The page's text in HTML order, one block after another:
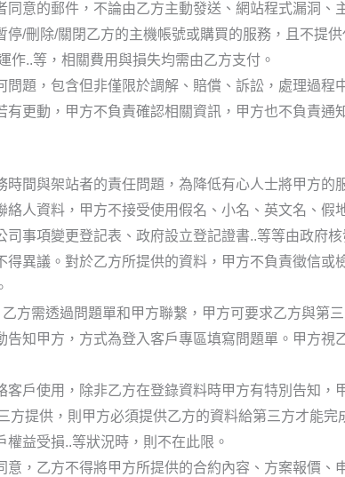
意的郵件，不論由乙方主動發送、網站程式漏洞
/刪除/關閉乙方的主機帳號或購買的服務，且不提
作..等，相關費用與損失均需由乙方支付。
題，包含但非僅限於調解、賠償、訴訟，處理過程
更動，甲方不負責確認相關資訊，甲方也不負責通
間與架站者的責任問題，為降低有心人士將甲方
人資料，甲方不接受使用假名、小名、英文名、假
事項變更登記表、政府設立登記證書..等等由政府
得異議。對於乙方所提供的資料，甲方不負責徵信
方需透過問題單和甲方聯繫，甲方可要求乙方與第
知甲方，方式為登入客戶專區填寫問題單。甲方
戶使用，除非乙方在登錄資料時甲方有特別告知
方提供，則甲方必須提供乙方的資料給第三方才能
益受損..等狀況時，則不在此限。
，乙方不得將甲方所提供的合約內容、方案報價